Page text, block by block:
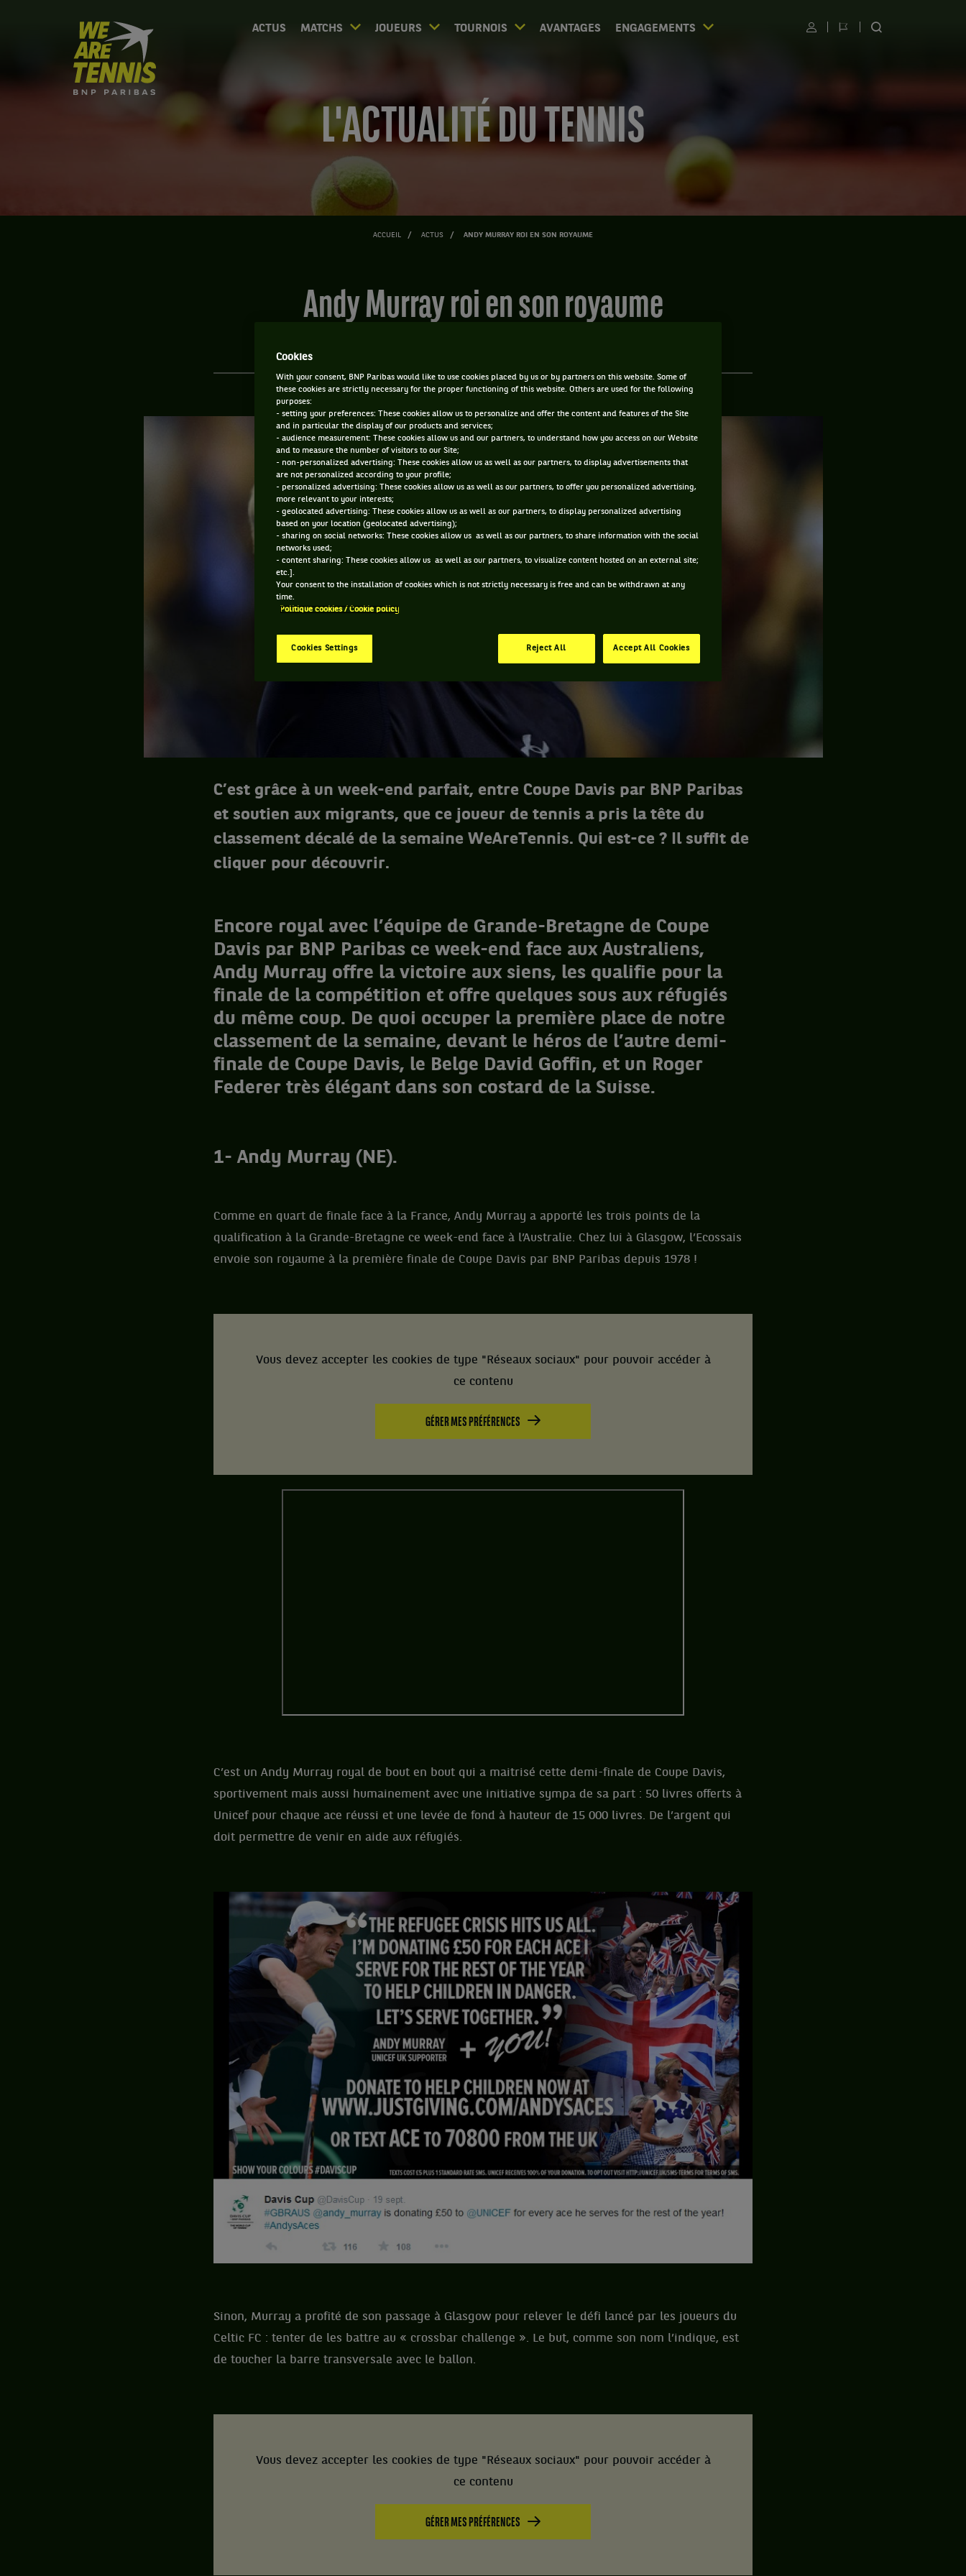
We
are
Tennis
by
BNP
ACTUS MATCHS JOUEURS TOURNOIS AVANTAGES ENGAGEMENTS UtilisateurChangerRECHERCHER
L'ACTUALITÉ DU TENNIS
ACCUEIL ACTUS ANDY MURRAY ROI EN SON ROYAUME
Andy Murray roi en son royaume
C’est grâce à un week-end parfait, entre Coupe Davis par BNP Paribas
et soutien aux migrants, que ce joueur de tennis a pris la tête du
classement décalé de la semaine WeAreTennis. Qui est-ce ? Il suffit de
cliquer pour découvrir.
Encore royal avec l’équipe de Grande-Bretagne de Coupe
Davis par BNP Paribas ce week-end face aux Australiens,
Andy Murray offre la victoire aux siens, les qualifie pour la
finale de la compétition et offre quelques sous aux réfugiés
du même coup. De quoi occuper la première place de notre
classement de la semaine, devant le héros de l’autre demi-
finale de Coupe Davis, le Belge David Goffin, et un Roger
Federer très élégant dans son costard de la Suisse.
1- Andy Murray (NE).
Comme en quart de finale face à la France, Andy Murray a apporté les trois points de la
qualification à la Grande-Bretagne ce week-end face à l’Australie. Chez lui à Glasgow, l’Ecossais
envoie son royaume à la première finale de Coupe Davis par BNP Paribas depuis 1978 !
Vous devez accepter les cookies de type "Réseaux sociaux" pour pouvoir accéder à
ce contenu
GÉRER MES PRÉFÉRENCES
C’est un Andy Murray royal de bout en bout qui a maitrisé cette demi-finale de Coupe Davis,
sportivement mais aussi humainement avec une initiative sympa de sa part : 50 livres offerts à
Unicef pour chaque ace réussi et une levée de fond à hauteur de 15 000 livres. De l’argent qui
doit permettre de venir en aide aux réfugiés.
Sinon, Murray a profité de son passage à Glasgow pour relever le défi lancé par les joueurs du
Celtic FC : tenter de les battre au « crossbar challenge ». Le but, comme son nom l’indique, est
de toucher la barre transversale avec le ballon.
Vous devez accepter les cookies de type "Réseaux sociaux" pour pouvoir accéder à
ce contenu
GÉRER MES PRÉFÉRENCES
Cookies
With your consent, BNP Paribas would like to use cookies placed by us or by partners on this website. Some of
these cookies are strictly necessary for the proper functioning of this website. Others are used for the following
purposes:
- setting your preferences: These cookies allow us to personalize and offer the content and features of the Site
and in particular the display of our products and services;
- audience measurement: These cookies allow us and our partners, to understand how you access on our Website
and to measure the number of visitors to our Site;
- non-personalized advertising: These cookies allow us as well as our partners, to display advertisements that
are not personalized according to your profile;
- personalized advertising: These cookies allow us as well as our partners, to offer you personalized advertising,
more relevant to your interests;
- geolocated advertising: These cookies allow us as well as our partners, to display personalized advertising
based on your location (geolocated advertising);
- sharing on social networks: These cookies allow us as well as our partners, to share information with the social
networks used;
- content sharing: These cookies allow us as well as our partners, to visualize content hosted on an external site;
etc.].
Your consent to the installation of cookies which is not strictly necessary is free and can be withdrawn at any
time.
Politique cookies / Cookie policy
Cookies Settings Reject All Accept All Cookies